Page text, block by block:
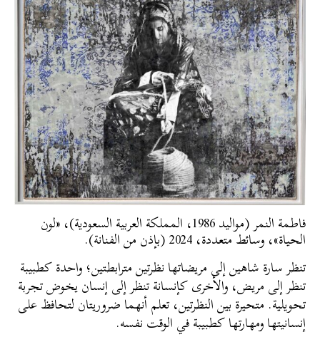
فاطمة النمر (مواليد 1986، المملكة العربية السعودية)، «لون
الحياة»، وسائط متعددة، 2024 (بإذن من الفنانة).
تنظر سارة شاهين إلى مريضاتها نظرتين مترابطتين؛ واحدة كطبيبة
تنظر إلى مريض، والأخرى كإنسانة تنظر إلى إنسان يخوض تجربة
تحويلية. متحيرة بين النظرتين، تعلم أنهما ضروريتان لتحافظ على
إنسانيتها ومهارتها كطبيبة في الوقت نفسه.